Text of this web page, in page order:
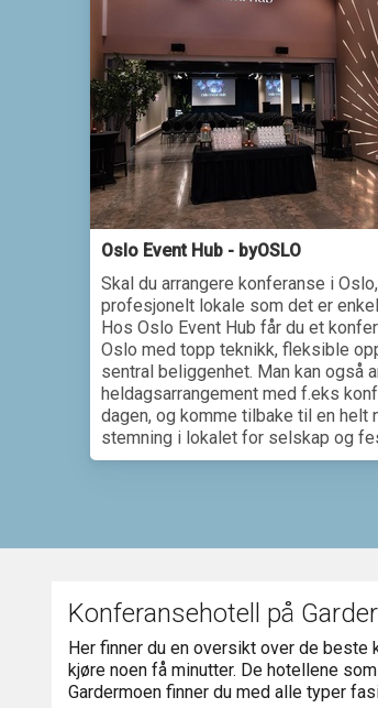
Oslo Event Hub - byOSLO
Skal du arrangere konferanse i
profesjonelt lokale som det er
Hos Oslo Event Hub får du et
Oslo med topp teknikk, fleksible
sentral beliggenhet. Man kan også
heldagsarrangement med f.eks
dagen, og komme tilbake til en helt
stemning i lokalet for selskap og
Konferansehotell på
Her finner du en oversikt over de beste
kjøre noen få minutter. De hotellene
Gardermoen finner du med alle typer